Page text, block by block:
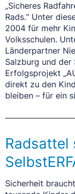
„Sicheres
Rads.“ Unter
2004 für mehr
Volksschulen.
Länderpartner
Salzburg und
Erfolgsprojekt
direkt zu den
bleiben – für ein
Radsattel
Sicherheit